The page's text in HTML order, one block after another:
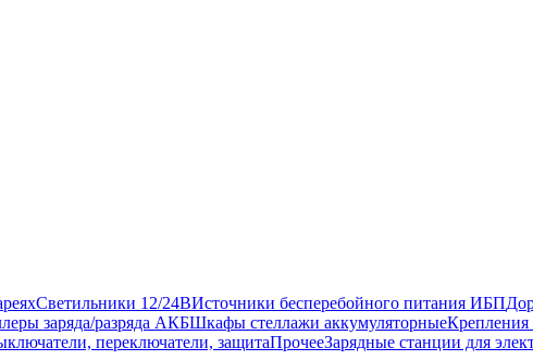
Светильники 12/24ВИсточники бесперебойного питания ИБП
заряда/разряда АКБШкафы стеллажи аккумуляторные
переключатели, защитаПрочееЗарядные станции для